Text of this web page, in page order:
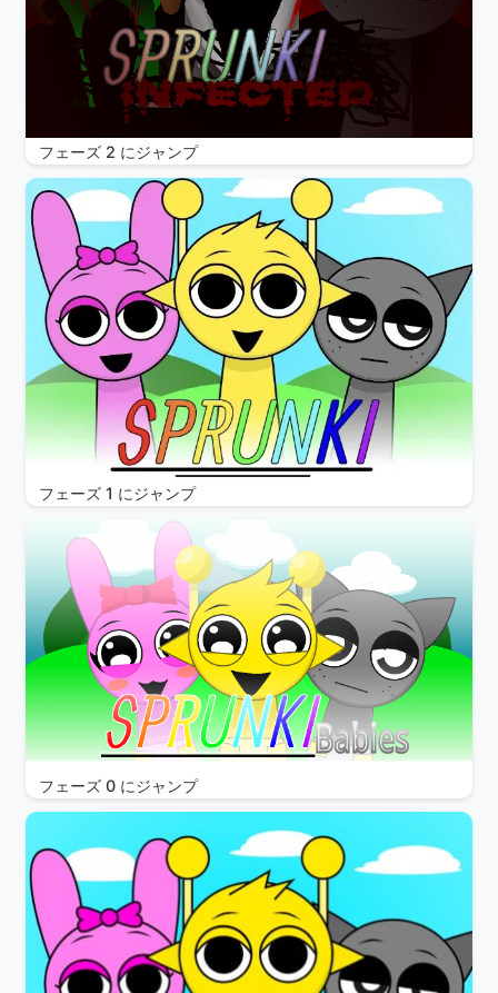
フェーズ 2 にジャンプ
フェーズ 1 にジャンプ
フェーズ 0 にジャンプ